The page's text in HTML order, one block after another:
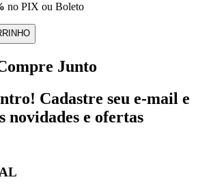
no PIX ou Boleto
Junto
Cadastre seu e-mail e
novidades e ofertas